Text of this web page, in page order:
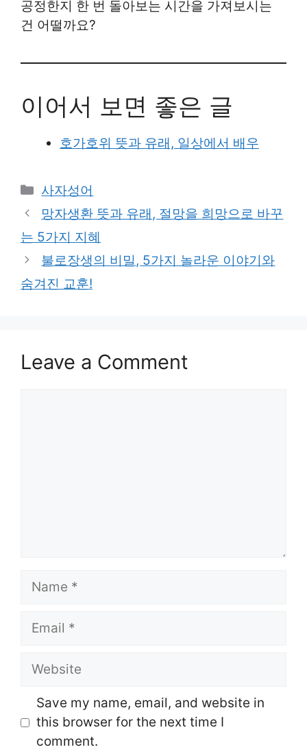
공정한지 한 번 돌아보는 시간을 가져보시는
건 어떨까요?
이어서 보면 좋은 글
호가호위 뜻과 유래, 일상에서 배우
Categories
사자성어
망자생환 뜻과 유래, 절망을 희망으로 바꾸
는 5가지 지혜
불로장생의 비밀, 5가지 놀라운 이야기와
숨겨진 교훈!
Leave a Comment
Name
Email
Website
Save my name, email, and website in
this browser for the next time I
comment.